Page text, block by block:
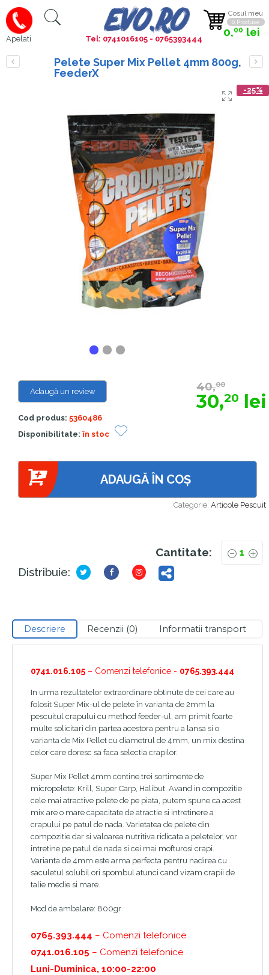
Apelati
Cosul meu
0 Produse
0,00 lei
Tel: 0741016105 - 0765393444
Pelete Super Mix Pellet 4mm 800g,
FeederX
-25%
Categorie: Articole Pescuit
Adaugă un review
Cod produs:5360486
Disponibilitate: în stoc
40,00
30,20 lei
ADAUGĂ ÎN COȘ
Cantitate:
Distribuie:
Descriere Recenzii (0) Informatii transport
0741.016.105 – Comenzi telefonice - 0765.393.444
In urma rezultatelor extraordinare obtinute de cei care au
folosit Super Mix-ul de pelete în varianta de 2mm la
pescuitul crapului cu method feeder-ul, am primit foarte
multe solicitari din partea acestora pentru a lansa si o
varianta de Mix Pellet cu diametrul de 4mm, un mix destina
celor care doresc sa faca selectia crapilor.
Super Mix Pellet 4mm contine trei sortimente de
micropelete: Krill, Super Carp, Halibut. Avand in compozitie
cele mai atractive pelete de pe piata, putem spune ca acest
mix are o mare capacitate de atractie si intretinere a
crapului pe patul de nada. Varietatea de pelete din
compozitie dar si valoarea nutritiva ridicata a peletelor, vor
întretine pe patul de nada si cei mai mofturosi crapi.
Varianta de 4mm este arma perfecta pentru nadirea cu
saculetul solubil ori spombul atunci cand vizam crapii de
talie medie si mare.
Mod de ambalare: 800gr
0765.393.444 – Comenzi telefonice
0741.016.105 – Comenzi telefonice
Luni-Duminica, 10:00-22:00